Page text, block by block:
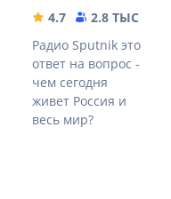
80.79 MB
4.7 2.8 ТЫС
Радио Sputnik это
ответ на вопрос -
чем сегодня
живет Россия и
весь мир?